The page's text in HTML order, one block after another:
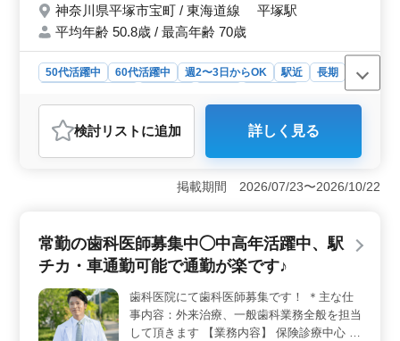
少なめ・シフト制！ 歓迎・・ 週5日、1日8
時間出勤可能な方！！ 年齢ではなく経験の
あるベテラン層を歓迎致します♪ ぜひ今まで
の経験を活かして頂ける方のご応募お待ちし
ております＼＾＾／
神奈川県平塚市宝町 / 東海道線 平塚駅
平均年齢 50.8歳 / 最高年齢 70歳
50代活躍中 60代活躍中 週2〜3日からOK 駅近
長期
おすすめポイント
＜働きやすさ＞ 平塚市宝町のデンタルクリニックでの
歯科医師募集。駅徒歩圏内で通勤ラクラク。残業は少な
めで、シフト制度が導入されており、柔軟な働き方が可
療を中心に、一般歯科や小児歯科など様々な分野で経験
を積むことができます。歯科検診や歯周病の治療・予防
く環境＞ 訪問診療なし、50代や60代歓迎。駅徒歩圏内
でアクセス良好。残業が少なめで、シフト制度が整備さ
れているため、ワークライフバランスを重視した働き方
検討リスト に追加 詳しく見る
掲載期間 2026/07/23〜2026/10/22
常勤の歯科医師募集中◯中高年活躍中、駅
チカ・車通勤可能で通勤が楽です♪
歯科医院にて歯科医師募集です！ ＊主な仕
事内容：外来治療、一般歯科業務全般を担当
して頂きます 【業務内容】 保険診療中心 一